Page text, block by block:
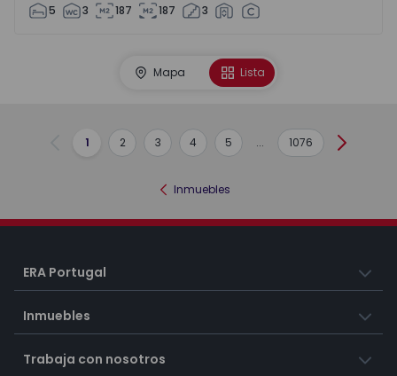
5 3 187 187 3
Mapa Lista
Anterior
1 2 3 4 5 ... 1076
Inmuebles
ERA Portugal
Inmuebles
Trabaja con nosotros